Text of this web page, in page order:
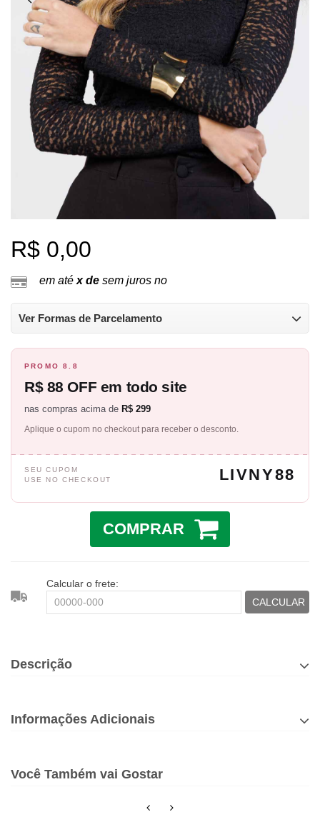
R$ 0,00
em atéx de sem juros no
Ver Formas de Parcelamento
PROMO 8.8
R$ 88 OFF em todo site
nas compras acima de R$ 299
Aplique o cupom no checkout para receber o desconto.
SEU CUPOM
USE NO CHECKOUT
LIVNY88
COMPRAR
Calcular o frete:
CALCULAR
Descrição
Informações Adicionais
Você Também vai Gostar